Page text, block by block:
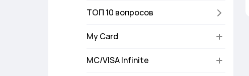
ТОП 10 вопросов
My Card
MC/VISA Infinite